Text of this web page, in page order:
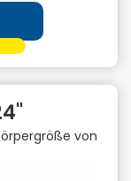
von